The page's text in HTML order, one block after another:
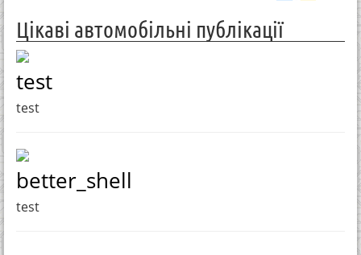
Цікаві автомобільні публікації
test
test
better_shell
test